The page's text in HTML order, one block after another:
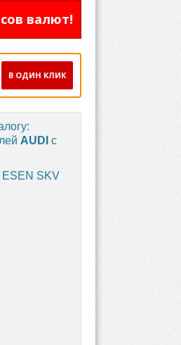
валют!
В ОДИН КЛИК
AUDI с
ESEN SKV